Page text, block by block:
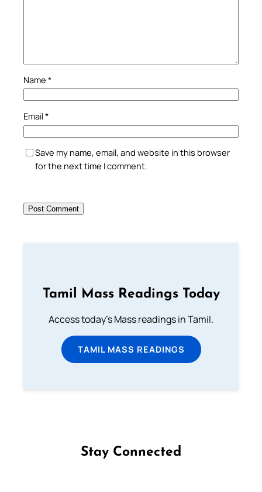
Name *
Email*
Save my name, email, and website in this browser
for the next time I comment.
Tamil Mass Readings Today
Access today's Mass readings in Tamil.
TAMIL MASS READINGS
Stay Connected